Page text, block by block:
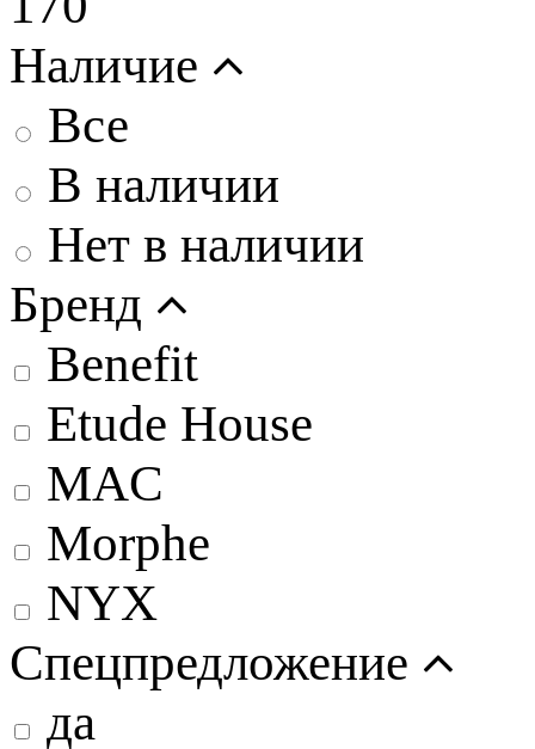
Наличие
Все
В наличии
Нет в наличии
Бренд
Benefit
Etude House
MAC
Morphe
NYX
Спецпредложение
да